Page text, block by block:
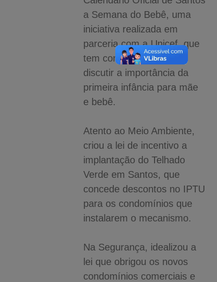
a Semana do Bebê, uma
iniciativa realizada em
parceria com a Unicef, que
tem como objetivo de
discutir a importância da
primeira infância para mãe
e bebê.
Atento ao Meio Ambiente,
criou a lei de incentivo a
implantação do Telhado
Verde em Santos, que
concede descontos no IPTU
para os condomínios que
instalarem o mecanismo.
Na Segurança, idealizou a
lei que obrigou os novos
condomínios comerciais e